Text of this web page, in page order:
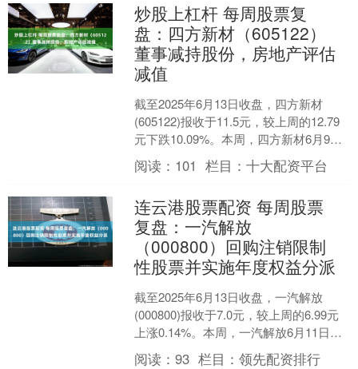
炒股上杠杆 每周股票复
盘：四方新材（605122）
董事减持股份，房地产评估
减值
截至2025年6月13日收盘，四方新材
(605122)报收于11.5元，较上周的12.79
元下跌10.09%。本周，四方新材6月9日
盘中最高价报12.7元。6月....
阅读： 101 栏目：十大配资平台
连云港股票配资 每周股票
复盘：一汽解放
（000800）回购注销限制
性股票并实施年度权益分派
截至2025年6月13日收盘，一汽解放
(000800)报收于7.0元，较上周的6.99元
上涨0.14%。本周，一汽解放6月11日盘
中最高价报7.05元。6月10....
阅读：93 栏目：领先配资排行